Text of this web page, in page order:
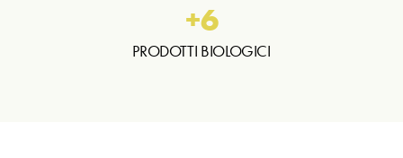
PRODOTTI BIOLOGICI
+6